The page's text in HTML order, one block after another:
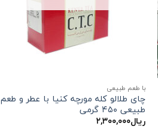
با طعم طبیعی
چای طلالو کله مورچه کنیا با عطر و طعم
طبیعی ۴۵۰ گرمی
ریال۲,۳۰۰,۰۰۰